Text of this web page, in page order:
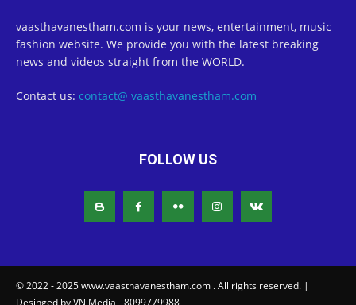
vaasthavanestham.com is your news, entertainment, music
fashion website. We provide you with the latest breaking
news and videos straight from the WORLD.
Contact us: contact@ vaasthavanestham.com
FOLLOW US
© 2022 - 2025 www.vaasthavanestham.com . All rights reserved. |